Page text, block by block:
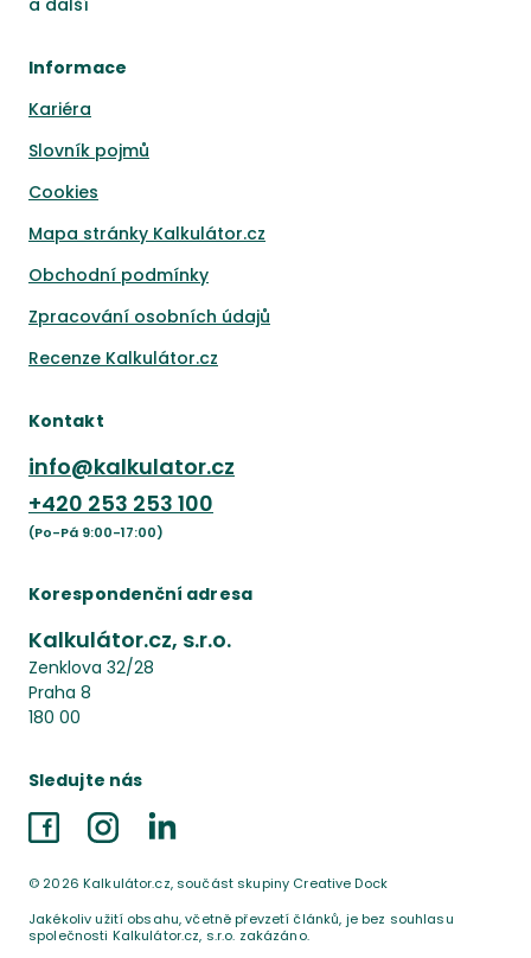
a další
Informace
Kariéra
Slovník pojmů
Cookies
Mapa stránky Kalkulátor.cz
Obchodní podmínky
Zpracování osobních údajů
Recenze Kalkulátor.cz
Kontakt
info@kalkulator.cz
+420 253 253 100
(Po-Pá 9:00-17:00)
Korespondenční adresa
Kalkulátor.cz, s.r.o.
Zenklova 32/28
Praha 8
180 00
Sledujte nás
FacebookInstagramLinkedIn
© 2026 Kalkulátor.cz, součást skupiny Creative Dock
Jakékoliv užití obsahu, včetně převzetí článků, je bez souhlasu
společnosti Kalkulátor.cz, s.r.o. zakázáno.